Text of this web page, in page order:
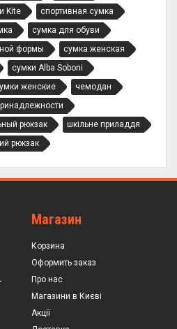
Kite
спортивная сумка
сумка для обуви
формы
сумка женская
сумки Alba Soboni
женские
чемодан
рюкзак
шкільне приладдя
рюкзак
Магазин
Корзина
Оформить заказ
Про нас
Магазини в Києві
Акції